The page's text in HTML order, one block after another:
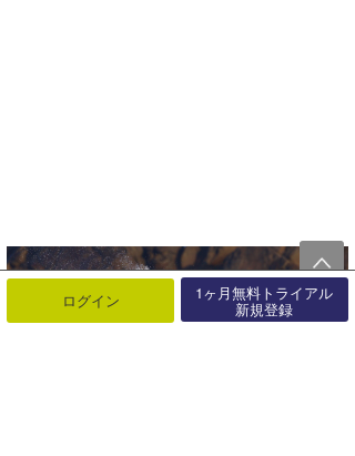
ログイン 1ヶ月無料トライアル
新規登録